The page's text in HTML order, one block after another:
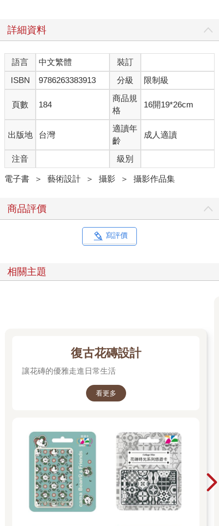
詳細資料
語言 中文繁體
裝訂
ISBN
9786263383913 分級 限制級
頁數 184
商品規
格
16開19*26cm
出版地 台灣
適讀年
齡
成人適讀
注音 級別
電子書 ＞ 藝術設計 ＞ 攝影 ＞ 攝影作品集
商品評價
寫評價
相關主題
復古花磚設計
讓花磚的優雅走進日常生活
看更多